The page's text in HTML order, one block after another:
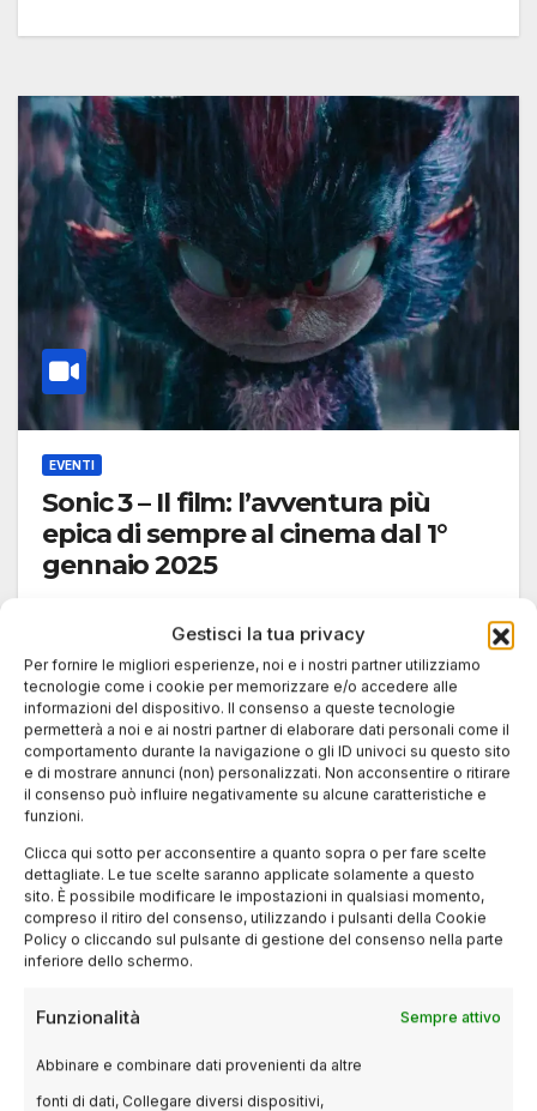
Gestisci la tua privacy
Per fornire le migliori esperienze, noi e i nostri partner utilizziamo
tecnologie come i cookie per memorizzare e/o accedere alle
informazioni del dispositivo. Il consenso a queste tecnologie
permetterà a noi e ai nostri partner di elaborare dati personali come il
comportamento durante la navigazione o gli ID univoci su questo sito
e di mostrare annunci (non) personalizzati. Non acconsentire o ritirare
il consenso può influire negativamente su alcune caratteristiche e
funzioni.
Clicca qui sotto per acconsentire a quanto sopra o per fare scelte
dettagliate. Le tue scelte saranno applicate solamente a questo
sito. È possibile modificare le impostazioni in qualsiasi momento,
compreso il ritiro del consenso, utilizzando i pulsanti della Cookie
Policy o cliccando sul pulsante di gestione del consenso nella parte
inferiore dello schermo.
Funzionalità Sempre attivo
Abbinare e combinare dati provenienti da altre
fonti di dati, Collegare diversi dispositivi,
EVENTI
Sonic 3 – Il film: l’avventura più
epica di sempre al cinema dal 1°
gennaio 2025
Sonic, Knuckles e Tails affrontano Shadow in un
film ricco di azione e sorprese Il riccio più veloce
del mondo…